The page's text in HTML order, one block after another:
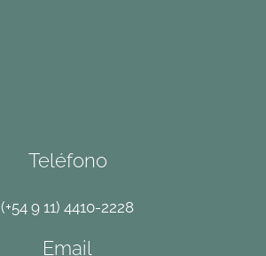
Teléfono
(+54 9 11) 4410-2228
Email